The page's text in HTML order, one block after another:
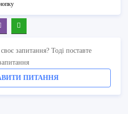
запитання? Тоді поставте
ПИТАННЯ